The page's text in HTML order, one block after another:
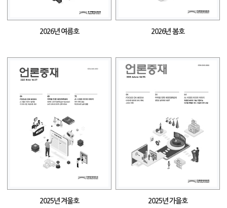
2026년 여름호 2026년 봄호
2025년 겨울호 2025년 가을호